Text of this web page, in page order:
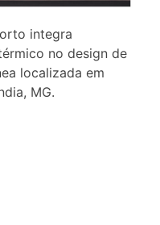
integra
no design de
localizada em
MG.